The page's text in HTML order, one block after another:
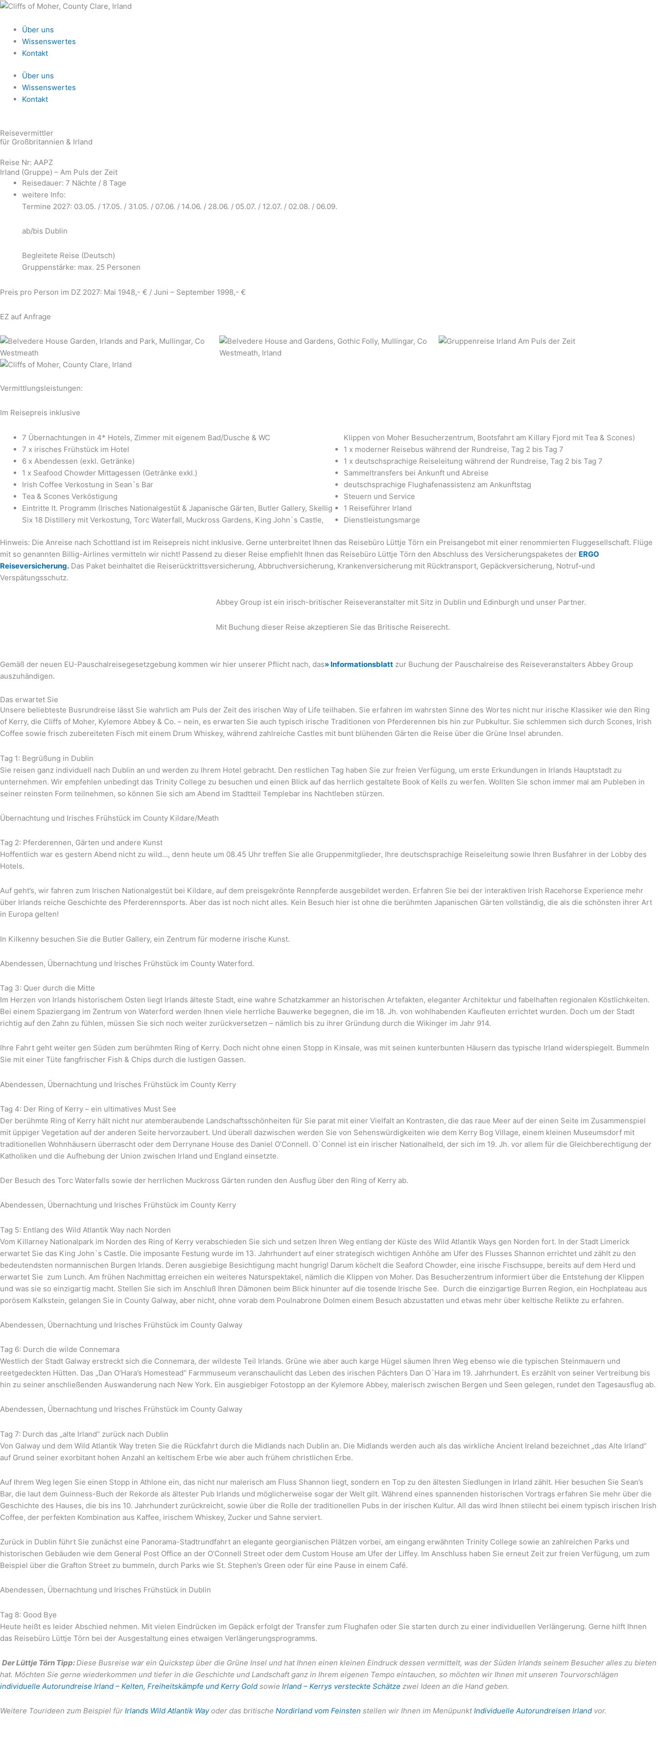
Zum
springenÜber uns
Wissenswertes
Kontakt
Über uns
Wissenswertes
Kontakt
Reisevermittler
für Großbritannien & Irland
Reise Nr: AAPZ
Irland (Gruppe) – Am Puls der Zeit
Reisedauer: 7 Nächte / 8 Tage
weitere Info:
Termine 2027: 03.05. / 17.05. / 31.05. / 07.06. / 14.06. / 28.06. / 05.07. / 12.07. / 02.08. / 06.09.
ab/bis Dublin
Begleitete Reise (Deutsch)
Gruppenstärke: max. 25 Personen
Preis pro Person im DZ 2027: Mai 1948,- € / Juni – September 1998,- €
EZ auf Anfrage
Vermittlungsleistungen:
Im Reisepreis inklusive
7 Übernachtungen in 4* Hotels, Zimmer mit eigenem Bad/Dusche & WC
7 x irisches Frühstück im Hotel
6 x Abendessen (exkl. Getränke)
1 x Seafood Chowder Mittagessen (Getränke exkl.)
Irish Coffee Verkostung in Sean`s Bar
Tea & Scones Verköstigung
Eintritte lt. Programm (Irisches Nationalgestüt & Japanische Gärten, Butler Gallery, Skellig
Six 18 Distillery mit Verkostung, Torc Waterfall, Muckross Gardens, King John`s Castle,
Klippen von Moher Besucherzentrum, Bootsfahrt am Killary Fjord mit Tea & Scones)
1 x moderner Reisebus während der Rundreise, Tag 2 bis Tag 7
1 x deutschsprachige Reiseleitung während der Rundreise, Tag 2 bis Tag 7
Sammeltransfers bei Ankunft und Abreise
deutschsprachige Flughafenassistenz am Ankunftstag
Steuern und Service
1 Reiseführer Irland
Dienstleistungsmarge
Hinweis: Die Anreise nach Schottland ist im Reisepreis nicht inklusive. Gerne unterbreitet Ihnen das Reisebüro Lüttje Törn ein Preisangebot mit einer renommierten Fluggesellschaft. Flüge
mit so genannten Billig-Airlines vermitteln wir nicht! Passend zu dieser Reise empfiehlt Ihnen das Reisebüro Lüttje Törn den Abschluss des Versicherungspaketes der ERGO
Reiseversicherung. Das Paket beinhaltet die Reiserücktrittsversicherung, Abbruchversicherung, Krankenversicherung mit Rücktransport, Gepäckversicherung, Notruf-und
Verspätungsschutz.
Abbey Group ist ein irisch-britischer Reiseveranstalter mit Sitz in Dublin und Edinburgh und unser Partner.
Mit Buchung dieser Reise akzeptieren Sie das Britische Reiserecht.
Gemäß der neuen EU-Pauschalreisegesetzgebung kommen wir hier unserer Pflicht nach, das» Informationsblatt zur Buchung der Pauschalreise des Reiseveranstalters Abbey Group
auszuhändigen.
Das erwartet Sie
Unsere beliebteste Busrundreise lässt Sie wahrlich am Puls der Zeit des irischen Way of Life teilhaben. Sie erfahren im wahrsten Sinne des Wortes nicht nur irische Klassiker wie den Ring
of Kerry, die Cliffs of Moher, Kylemore Abbey & Co. – nein, es erwarten Sie auch typisch irische Traditionen von Pferderennen bis hin zur Pubkultur. Sie schlemmen sich durch Scones, Irish
Coffee sowie frisch zubereiteten Fisch mit einem Drum Whiskey, während zahlreiche Castles mit bunt blühenden Gärten die Reise über die Grüne Insel abrunden.
Tag 1: Begrüßung in Dublin
Sie reisen ganz individuell nach Dublin an und werden zu Ihrem Hotel gebracht. Den restlichen Tag haben Sie zur freien Verfügung, um erste Erkundungen in Irlands Hauptstadt zu
unternehmen. Wir empfehlen unbedingt das Trinity College zu besuchen und einen Blick auf das herrlich gestaltete Book of Kells zu werfen. Wollten Sie schon immer mal am Publeben in
seiner reinsten Form teilnehmen, so können Sie sich am Abend im Stadtteil Templebar ins Nachtleben stürzen.
Übernachtung und Irisches Frühstück im County Kildare/Meath
Tag 2: Pferderennen, Gärten und andere Kunst
Hoffentlich war es gestern Abend nicht zu wild…, denn heute um 08.45 Uhr treffen Sie alle Gruppenmitglieder, Ihre deutschsprachige Reiseleitung sowie Ihren Busfahrer in der Lobby des
Hotels.
Auf geht’s, wir fahren zum Irischen Nationalgestüt bei Kildare, auf dem preisgekrönte Rennpferde ausgebildet werden. Erfahren Sie bei der interaktiven Irish Racehorse Experience mehr
über Irlands reiche Geschichte des Pferderennsports. Aber das ist noch nicht alles. Kein Besuch hier ist ohne die berühmten Japanischen Gärten vollständig, die als die schönsten ihrer Art
in Europa gelten!
In Kilkenny besuchen Sie die Butler Gallery, ein Zentrum für moderne irische Kunst.
Abendessen, Übernachtung und Irisches Frühstück im County Waterford.
Tag 3: Quer durch die Mitte
Im Herzen von Irlands historischem Osten liegt Irlands älteste Stadt, eine wahre Schatzkammer an historischen Artefakten, eleganter Architektur und fabelhaften regionalen Köstlichkeiten.
Bei einem Spaziergang im Zentrum von Waterford werden Ihnen viele herrliche Bauwerke begegnen, die im 18. Jh. von wohlhabenden Kaufleuten errichtet wurden. Doch um der Stadt
richtig auf den Zahn zu fühlen, müssen Sie sich noch weiter zurückversetzen – nämlich bis zu ihrer Gründung durch die Wikinger im Jahr 914.
Ihre Fahrt geht weiter gen Süden zum berühmten Ring of Kerry. Doch nicht ohne einen Stopp in Kinsale, was mit seinen kunterbunten Häusern das typische Irland widerspiegelt. Bummeln
Sie mit einer Tüte fangfrischer Fish & Chips durch die lustigen Gassen.
Abendessen, Übernachtung und Irisches Frühstück im County Kerry
Tag 4: Der Ring of Kerry – ein ultimatives Must See
Der berühmte Ring of Kerry hält nicht nur atemberaubende Landschaftsschönheiten für Sie parat mit einer Vielfalt an Kontrasten, die das raue Meer auf der einen Seite im Zusammenspiel
mit üppiger Vegetation auf der anderen Seite hervorzaubert. Und überall dazwischen werden Sie von Sehenswürdigkeiten wie dem Kerry Bog Village, einem kleinen Museumsdorf mit
traditionellen Wohnhäusern überrascht oder dem Derrynane House des Daniel O’Connell. O`Connel ist ein irischer Nationalheld, der sich im 19. Jh. vor allem für die Gleichberechtigung der
Katholiken und die Aufhebung der Union zwischen Irland und England einsetzte.
Der Besuch des Torc Waterfalls sowie der herrlichen Muckross Gärten runden den Ausflug über den Ring of Kerry ab.
Abendessen, Übernachtung und Irisches Frühstück im County Kerry
Tag 5: Entlang des Wild Atlantik Way nach Norden
Vom Killarney Nationalpark im Norden des Ring of Kerry verabschieden Sie sich und setzen Ihren Weg entlang der Küste des Wild Atlantik Ways gen Norden fort. In der Stadt Limerick
erwartet Sie das King John`s Castle. Die imposante Festung wurde im 13. Jahrhundert auf einer strategisch wichtigen Anhöhe am Ufer des Flusses Shannon errichtet und zählt zu den
bedeutendsten normannischen Burgen Irlands. Deren ausgiebige Besichtigung macht hungrig! Darum köchelt die Seaford Chowder, eine irische Fischsuppe, bereits auf dem Herd und
erwartet Sie zum Lunch. Am frühen Nachmittag erreichen ein weiteres Naturspektakel, nämlich die Klippen von Moher. Das Besucherzentrum informiert über die Entstehung der Klippen
und was sie so einzigartig macht. Stellen Sie sich im Anschluß Ihren Dämonen beim Blick hinunter auf die tosende Irische See. Durch die einzigartige Burren Region, ein Hochplateau aus
porösem Kalkstein, gelangen Sie in County Galway, aber nicht, ohne vorab dem Poulnabrone Dolmen einem Besuch abzustatten und etwas mehr über keltische Relikte zu erfahren.
Abendessen, Übernachtung und Irisches Frühstück im County Galway
Tag 6: Durch die wilde Connemara
Westlich der Stadt Galway erstreckt sich die Connemara, der wildeste Teil Irlands. Grüne wie aber auch karge Hügel säumen Ihren Weg ebenso wie die typischen Steinmauern und
reetgedeckten Hütten. Das „Dan O’Hara’s Homestead“ Farmmuseum veranschaulicht das Leben des irischen Pächters Dan O`Hara im 19. Jahrhundert. Es erzählt von seiner Vertreibung bis
hin zu seiner anschließenden Auswanderung nach New York. Ein ausgiebiger Fotostopp an der Kylemore Abbey, malerisch zwischen Bergen und Seen gelegen, rundet den Tagesausflug ab.
Abendessen, Übernachtung und Irisches Frühstück im County Galway
Tag 7: Durch das „alte Irland“ zurück nach Dublin
Von Galway und dem Wild Atlantik Way treten Sie die Rückfahrt durch die Midlands nach Dublin an. Die Midlands werden auch als das wirkliche Ancient Ireland bezeichnet „das Alte Irland“
auf Grund seiner exorbitant hohen Anzahl an keltischem Erbe wie aber auch frühem christlichen Erbe.
Auf Ihrem Weg legen Sie einen Stopp in Athlone ein, das nicht nur malerisch am Fluss Shannon liegt, sondern en Top zu den ältesten Siedlungen in Irland zählt. Hier besuchen Sie Sean’s
Bar, die laut dem Guinness-Buch der Rekorde als ältester Pub Irlands und möglicherweise sogar der Welt gilt. Während eines spannenden historischen Vortrags erfahren Sie mehr über die
Geschichte des Hauses, die bis ins 10. Jahrhundert zurückreicht, sowie über die Rolle der traditionellen Pubs in der irischen Kultur. All das wird Ihnen stilecht bei einem typisch irischen Irish
Coffee, der perfekten Kombination aus Kaffee, irischem Whiskey, Zucker und Sahne serviert.
Zurück in Dublin führt Sie zunächst eine Panorama-Stadtrundfahrt an elegante georgianischen Plätzen vorbei, am eingang erwähnten Trinity College sowie an zahlreichen Parks und
historischen Gebäuden wie dem General Post Office an der O’Connell Street oder dem Custom House am Ufer der Liffey. Im Anschluss haben Sie erneut Zeit zur freien Verfügung, um zum
Beispiel über die Grafton Street zu bummeln, durch Parks wie St. Stephen’s Green oder für eine Pause in einem Café.
Abendessen, Übernachtung und Irisches Frühstück in Dublin
Tag 8: Good Bye
Heute heißt es leider Abschied nehmen. Mit vielen Eindrücken im Gepäck erfolgt der Transfer zum Flughafen oder Sie starten durch zu einer individuellen Verlängerung. Gerne hilft Ihnen
das Reisebüro Lüttje Törn bei der Ausgestaltung eines etwaigen Verlängerungsprogramms.
Der Lüttje Törn Tipp:Diese Busreise war ein Quickstep über die Grüne Insel und hat Ihnen einen kleinen Eindruck dessen vermittelt, was der Süden Irlands seinem Besucher alles zu bieten
hat. Möchten Sie gerne wiederkommen und tiefer in die Geschichte und Landschaft ganz in Ihrem eigenen Tempo eintauchen, so möchten wir Ihnen mit unseren Tourvorschlägen
individuelle Autorundreise Irland – Kelten, Freiheitskämpfe und Kerry Gold sowie Irland – Kerrys versteckte Schätze zwei Ideen an die Hand geben.
Weitere Tourideen zum Beispiel für Irlands Wild Atlantik Wayoder das britische Nordirland vom Feinsten stellen wir Ihnen im MenüpunktIndividuelle Autorundreisen Irland vor.